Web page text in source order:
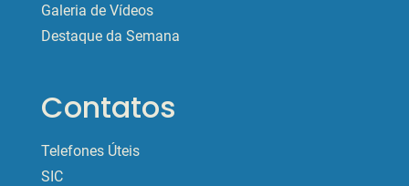
Galeria de Vídeos
Destaque da Semana
Contatos
Telefones Úteis
SIC